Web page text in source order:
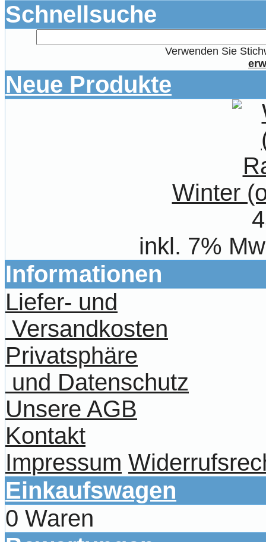
Schnellsuche
Verwenden Sie
Neue Produkte
Winter
inkl. 7%
Informationen
Liefer- und
Versandkosten
Privatsphäre
und Datenschutz
Unsere AGB
Kontakt
Impressum
Einkaufswagen
0 Waren